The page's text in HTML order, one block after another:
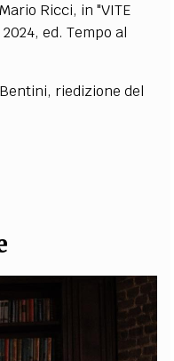
Ricci, in "VITE
ed. Tempo al
riedizione del